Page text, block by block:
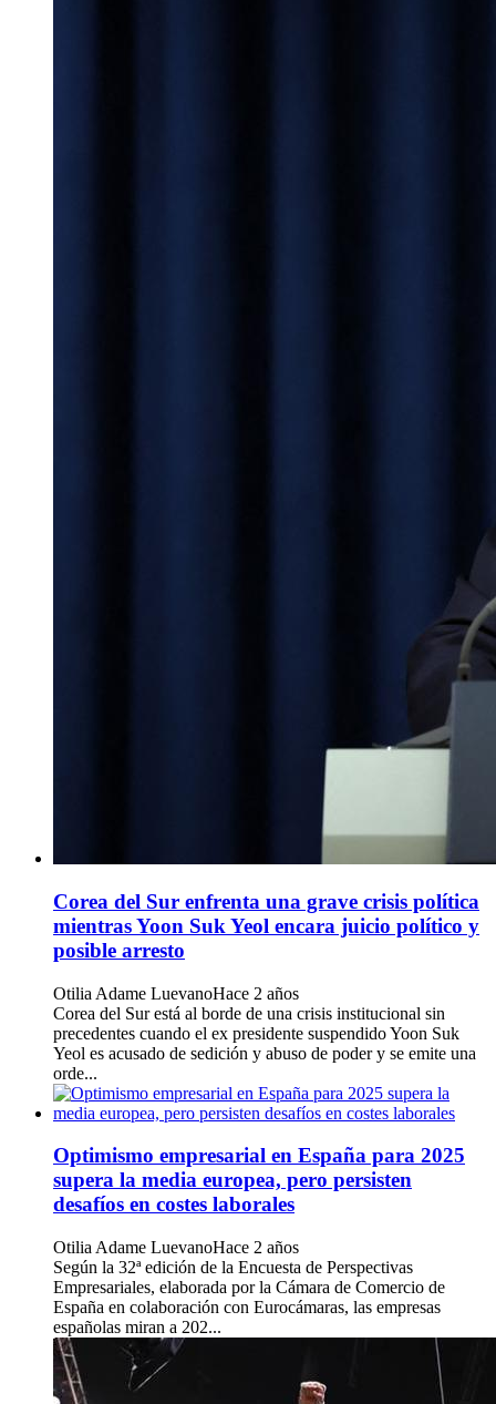
Corea del Sur enfrenta una grave crisis política
mientras Yoon Suk Yeol encara juicio político y
posible arresto
Otilia Adame LuevanoHace 2 años
Corea del Sur está al borde de una crisis institucional sin
precedentes cuando el ex presidente suspendido Yoon Suk
Yeol es acusado de sedición y abuso de poder y se emite una
orde...
Optimismo empresarial en España para 2025
supera la media europea, pero persisten
desafíos en costes laborales
Otilia Adame LuevanoHace 2 años
Según la 32ª edición de la Encuesta de Perspectivas
Empresariales, elaborada por la Cámara de Comercio de
España en colaboración con Eurocámaras, las empresas
españolas miran a 202...